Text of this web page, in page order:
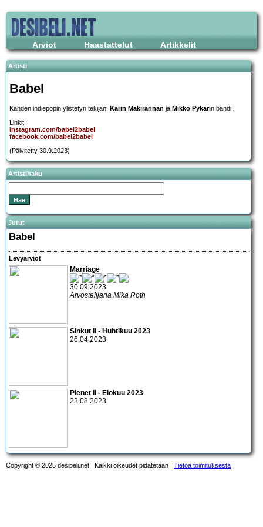
Arviot Haastattelut Artikkelit
Artisti
Babel
Kahden indiepopin ylistetyn tekijän; Karin Mäkirannan ja Mikko Pykärin bändi.
Linkit:
instagram.com/babel2babel
facebook.com/babel2babel
(Päivitetty 30.9.2023)
Artistihaku
Jutut
Babel
Levyarviot
Marriage
30.09.2023
Arvostelijana Mika Roth
Sinkut II - Huhtikuu 2023
26.04.2023
Pienet II - Elokuu 2023
23.08.2023
Copyright © 2025 desibeli.net | Kaikki oikeudet pidätetään | Tietoa toimituksesta